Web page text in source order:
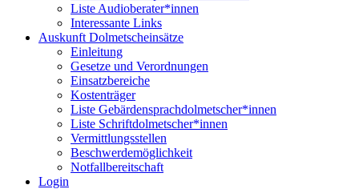
Liste Audioberater*innen
Interessante Links
Auskunft Dolmetscheinsätze
Einleitung
Gesetze und Verordnungen
Einsatzbereiche
Kostenträger
Liste Gebärdensprachdolmetscher*innen
Liste Schriftdolmetscher*innen
Vermittlungsstellen
Beschwerdemöglichkeit
Notfallbereitschaft
Login